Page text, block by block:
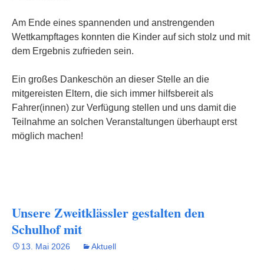
Am Ende eines spannenden und anstrengenden
Wettkampftages konnten die Kinder auf sich stolz und mit
dem Ergebnis zufrieden sein.
Ein großes Dankeschön an dieser Stelle an die
mitgereisten Eltern, die sich immer hilfsbereit als
Fahrer(innen) zur Verfügung stellen und uns damit die
Teilnahme an solchen Veranstaltungen überhaupt erst
möglich machen!
Unsere Zweitklässler gestalten den
Schulhof mit
13. Mai 2026 Aktuell